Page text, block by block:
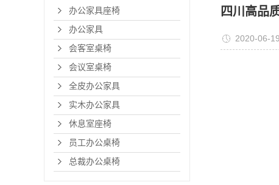
办公家具座椅
办公家具
会客室桌椅
会议室桌椅
全皮办公家具
实木办公家具
休息室座椅
员工办公桌椅
总裁办公桌椅
四川高品
2020-06-19